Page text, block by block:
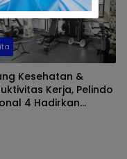
Kesehatan &
Kerja, Pelindo
4 Hadirkan